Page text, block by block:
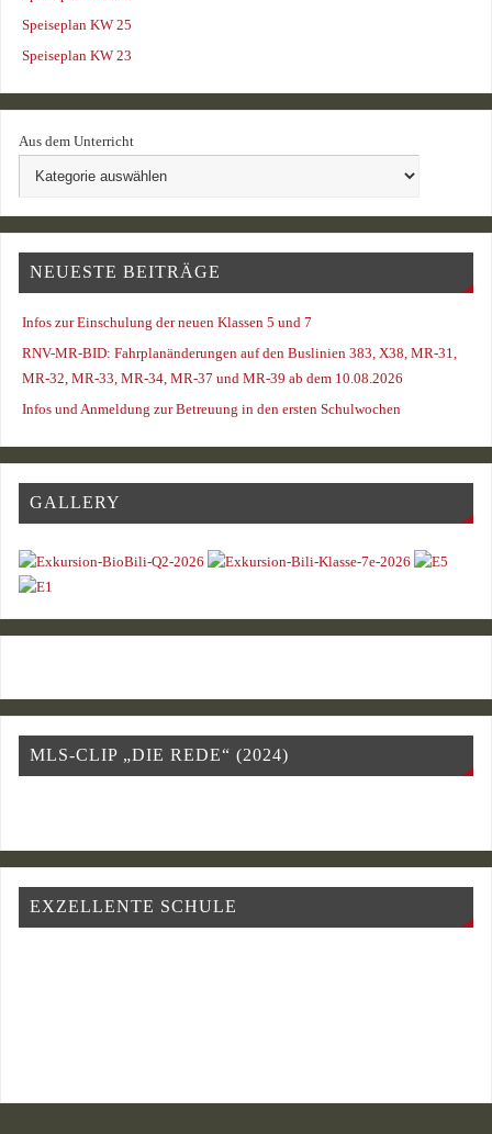
Speiseplan KW 25
Speiseplan KW 23
Aus dem Unterricht
NEUESTE BEITRÄGE
Infos zur Einschulung der neuen Klassen 5 und 7
RNV-MR-BID: Fahrplanänderungen auf den Buslinien 383, X38, MR-31,
MR-32, MR-33, MR-34, MR-37 und MR-39 ab dem 10.08.2026
Infos und Anmeldung zur Betreuung in den ersten Schulwochen
GALLERY
MLS-CLIP „DIE REDE“ (2024)
EXZELLENTE SCHULE